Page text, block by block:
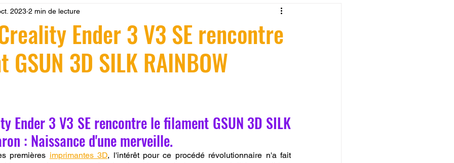
Formation
l'impression 3D CPF impression 3D à la demande Formation 3D en ligne.
SNAPMAKER CRÉALITY SPARK X I7
Ender 3 V3 SE rencontre
3D SILK RAINBOW
2023 2 min de lecture
Ender 3 V3 SE rencontre le filament GSUN 3D SILK
: Naissance d'une merveille.
premières imprimantes 3D, l'intérêt pour ce procédé révolutionnaire n'a fait